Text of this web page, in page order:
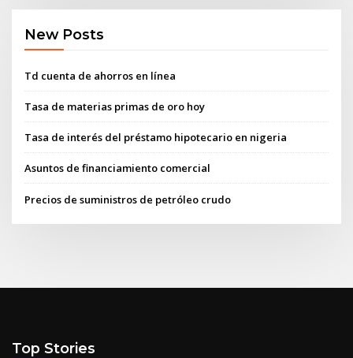
New Posts
Td cuenta de ahorros en línea
Tasa de materias primas de oro hoy
Tasa de interés del préstamo hipotecario en nigeria
Asuntos de financiamiento comercial
Precios de suministros de petróleo crudo
Top Stories